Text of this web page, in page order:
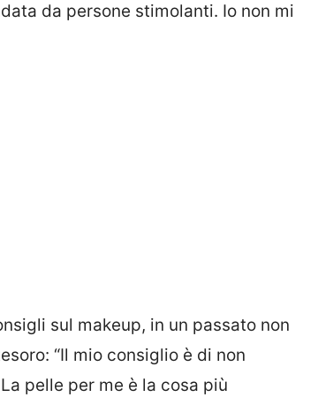
da persone stimolanti. Io non mi
sul makeup, in un passato non
“Il mio consiglio è di non
pelle per me è la cosa più